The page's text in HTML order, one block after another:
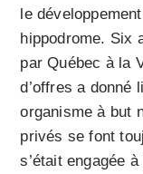
le
hippodrome. Six
par Québec à la
d’offres a donné
organisme à but
privés se font
s’était engagée